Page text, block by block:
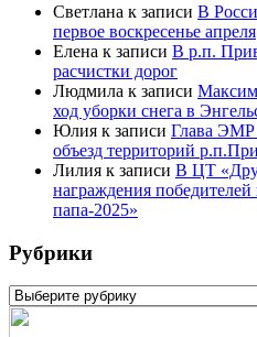
Светлана к записи В
первое воскресенье апреля
Елена к записи В р.п.
расчистки дорог
Людмила к записи Максим
ход уборки снега в
Юлия к записи Глава
объезд территорий
Лилия к записи В ЦТ
награждения
папа-2025»
Рубрики
Рубрики